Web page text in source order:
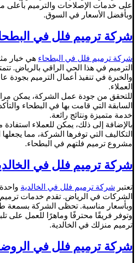
على خدمات الإصلاحات والترميم بأعلى
وبأفضل الأسعار في السوق.
شركة ترميم فلل في
شركة ترميم فلل في البطحاء هي خيار
الترميم في هذا الحي الراقي بالرياض.
والخبرة في تنفيذ أعمال الترميم بجودة
العملاء.
للتحقق من جودة عمل الشركة، يمكن
السابقة التي قامت بها في البطحاء
خدمة متميزة ونتائج رائعة.
بالإضافة إلى ذلك، يمكن للعملاء
التكاليف التي توفرها الشركة، مما يجعلها
مشروع ترميم فلتهم في البطحاء.
شركة ترميم فلل في
تعتبر شركة ترميم فلل في الخالدية
الشركات في الرياض. تقدم خدمات ترميم
وبأسعار مناسبة. تحظى الشركة بسمعة
وتوفر فريقًا محترفًا وماهرًا للعمل على
ترميم منزلك في الخالدية.
شركة ترميم فلل في